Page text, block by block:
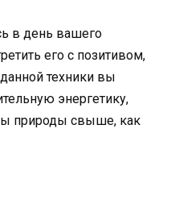
в день вашего
его с позитивом,
техники вы
энергетику,
природы свыше, как